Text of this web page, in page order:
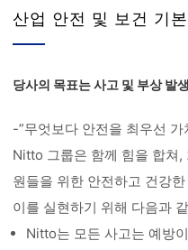
산업 안전 및 보건 기
당사의 목표는 사고 및 부상 발
-”무엇보다 안전을 최우선
Nitto 그룹은 함께 힘을 합쳐,
원들을 위한 안전하고 건강
이를 실현하기 위해 다음과
Nitto는 모든 사고는 예방